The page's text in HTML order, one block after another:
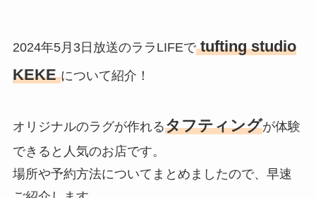
2024年5月3日放送のララLIFEでtufting studio
KEKEについて紹介！
オリジナルのラグが作れるタフティングが体験
できると人気のお店です。
場所や予約方法についてまとめましたので、早速